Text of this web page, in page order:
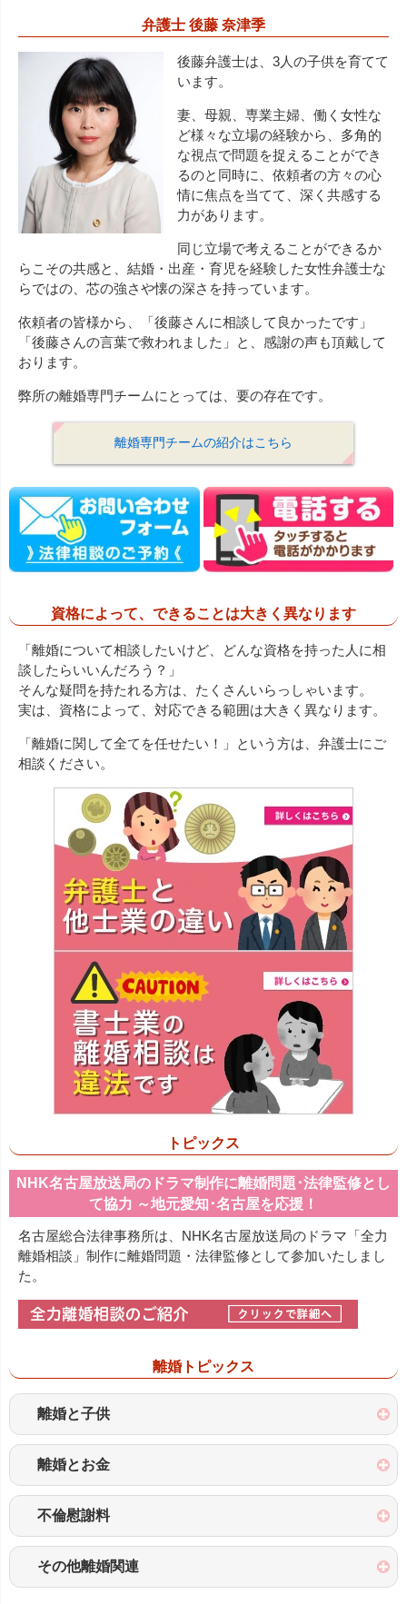
弁護士 後藤 奈津季
後藤弁護士は、3人の子供を育てて
います。
妻、母親、専業主婦、働く女性な
ど様々な立場の経験から、多角的
な視点で問題を捉えることができ
るのと同時に、依頼者の方々の心
情に焦点を当てて、深く共感する
力があります。
同じ立場で考えることができるか
らこその共感と、結婚・出産・育児を経験した女性弁護士な
らではの、芯の強さや懐の深さを持っています。
依頼者の皆様から、「後藤さんに相談して良かったです」
「後藤さんの言葉で救われました」と、感謝の声も頂戴して
おります。
弊所の離婚専門チームにとっては、要の存在です。
離婚専門チームの紹介はこちら
資格によって、できることは大きく異なります
「離婚について相談したいけど、どんな資格を持った人に相
談したらいいんだろう？」
そんな疑問を持たれる方は、たくさんいらっしゃいます。
実は、資格によって、対応できる範囲は大きく異なります。
「離婚に関して全てを任せたい！」という方は、弁護士にご
相談ください。
トピックス
NHK名古屋放送局のドラマ制作に離婚問題･法律監修とし
て協力 ～地元愛知･名古屋を応援！
名古屋総合法律事務所は、NHK名古屋放送局のドラマ「全力
離婚相談」制作に離婚問題・法律監修として参加いたしまし
た。
離婚トピックス
離婚と子供
離婚とお金
不倫慰謝料
その他離婚関連